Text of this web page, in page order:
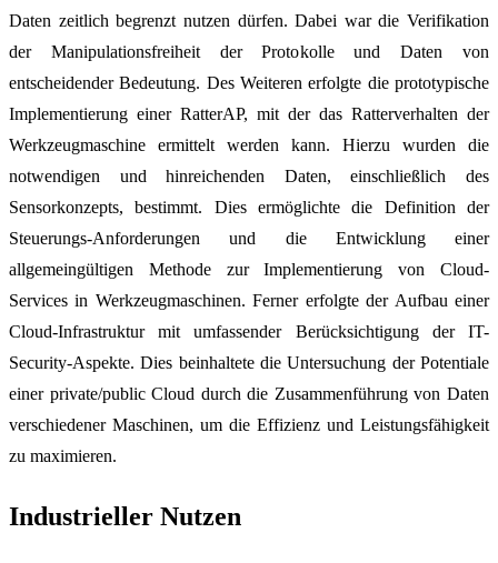
Daten zeitlich begrenzt nutzen dürfen. Dabei war die Verifikation
der Manipulationsfreiheit der Protokolle und Daten von
entscheidender Bedeutung. Des Weiteren erfolgte die prototypische
Implementierung einer RatterAP, mit der das Ratterverhalten der
Werkzeugmaschine ermittelt werden kann. Hierzu wurden die
notwendigen und hinreichenden Daten, einschließlich des
Sensorkonzepts, bestimmt. Dies ermöglichte die Definition der
Steuerungs-Anforderungen und die Entwicklung einer
allgemeingültigen Methode zur Implementierung von Cloud-
Services in Werkzeugmaschinen. Ferner erfolgte der Aufbau einer
Cloud-Infrastruktur mit umfassender Berücksichtigung der IT-
Security-Aspekte. Dies beinhaltete die Untersuchung der Potentiale
einer private/public Cloud durch die Zusammenführung von Daten
verschiedener Maschinen, um die Effizienz und Leistungsfähigkeit
zu maximieren.
Industrieller Nutzen